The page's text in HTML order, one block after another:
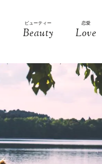
ビューティー
Beauty
恋愛
Love